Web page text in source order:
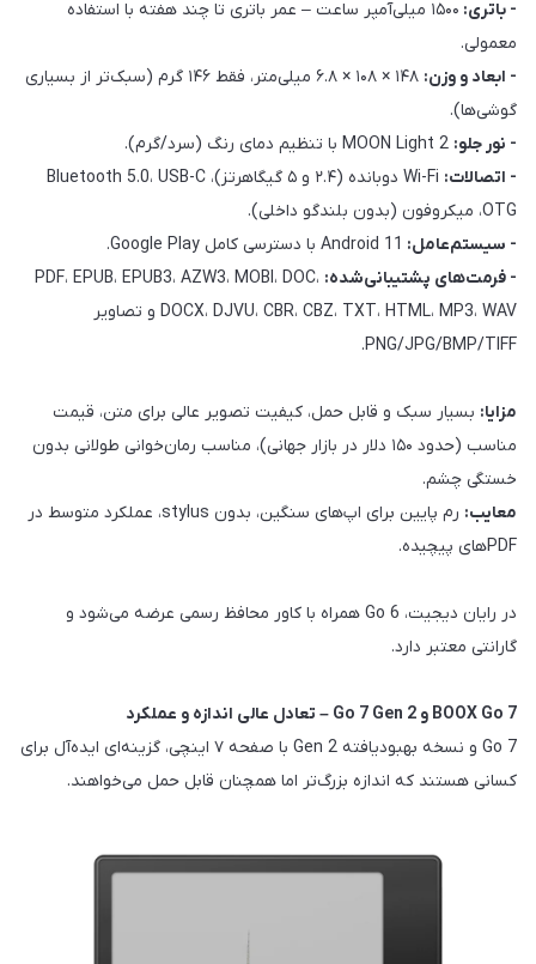
- باتری:
۱۵۰۰ میلی‌آمپر ساعت – عمر باتری تا چند هفته با استفاده
معمولی.
- ابعاد و وزن:
۱۴۸ × ۱۰۸ × ۶.۸ میلی‌متر، فقط ۱۴۶ گرم (سبک‌تر از بسیاری
گوشی‌ها).
- نور جلو:
- اتصالات:
Wi-Fi دوبانده (۲.۴ و ۵ گیگاهرتز)، Bluetooth 5.0، USB-C
OTG، میکروفون (بدون بلندگو داخلی).
- سیستم‌عامل: Android 11 با دسترسی کامل Google Play.
- فرمت‌های پشتیبانی‌شده: PDF، EPUB، EPUB3، AZW3، MOBI، DOC،
DOCX، DJVU، CBR، CBZ، TXT، HTML، MP3، WAV و تصاویر
PNG/JPG/BMP/TIFF.
مزایا: بسیار سبک و قابل حمل، کیفیت تصویر عالی برای متن، قیمت
مناسب (حدود ۱۵۰ دلار در بازار جهانی)، مناسب رمان‌خوانی طولانی بدون
خستگی چشم.
معایب:
رم پایین برای اپ‌های سنگین، بدون stylus، عملکرد متوسط در
PDFهای پیچیده.
در رایان دیجیت، Go 6 همراه با کاور محافظ رسمی عرضه می‌شود و
گارانتی معتبر دارد.
BOOX Go 7 و Go 7 Gen 2 – تعادل عالی اندازه و عملکرد
Go 7 و نسخه بهبودیافته Gen 2 با صفحه ۷ اینچی، گزینه‌ای ایده‌آل برای
کسانی هستند که اندازه بزرگ‌تر اما همچنان قابل حمل می‌خواهند.